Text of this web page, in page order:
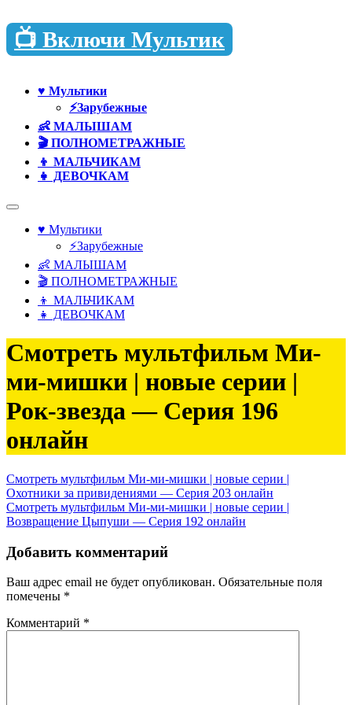
Перейти
содержимому
📺 Включи Мультик
♥️ Мультики
⚡Зарубежные
👶 МАЛЫШАМ
🎬 ПОЛНОМЕТРАЖНЫЕ
👦 МАЛЬЧИКАМ
👧 ДЕВОЧКАМ
♥️ Мультики
⚡Зарубежные
👶 МАЛЫШАМ
🎬 ПОЛНОМЕТРАЖНЫЕ
👦 МАЛЬЧИКАМ
👧 ДЕВОЧКАМ
Смотреть мультфильм Ми-
ми-мишки | новые серии |
Рок-звезда — Серия 196
онлайн
Навигация
по
записям
Смотреть мультфильм Ми-ми-мишки | новые серии |
Охотники за привидениями — Серия 203 онлайн
Смотреть мультфильм Ми-ми-мишки | новые серии |
Возвращение Цыпуши — Серия 192 онлайн
Добавить комментарий
Ваш адрес email не будет опубликован. Обязательные поля
помечены *
Комментарий *